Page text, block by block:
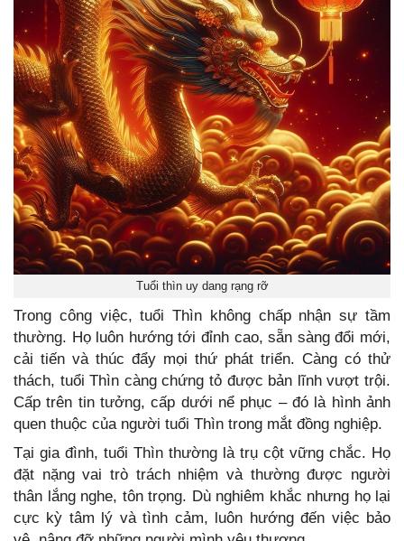
Tuổi thìn uy dang rạng rỡ
Trong công việc, tuổi Thìn không chấp nhận sự tầm
thường. Họ luôn hướng tới đỉnh cao, sẵn sàng đổi mới,
cải tiến và thúc đẩy mọi thứ phát triển. Càng có thử
thách, tuổi Thìn càng chứng tỏ được bản lĩnh vượt trội.
Cấp trên tin tưởng, cấp dưới nể phục – đó là hình ảnh
quen thuộc của người tuổi Thìn trong mắt đồng nghiệp.
Tại gia đình, tuổi Thìn thường là trụ cột vững chắc. Họ
đặt nặng vai trò trách nhiệm và thường được người
thân lắng nghe, tôn trọng. Dù nghiêm khắc nhưng họ lại
cực kỳ tâm lý và tình cảm, luôn hướng đến việc bảo